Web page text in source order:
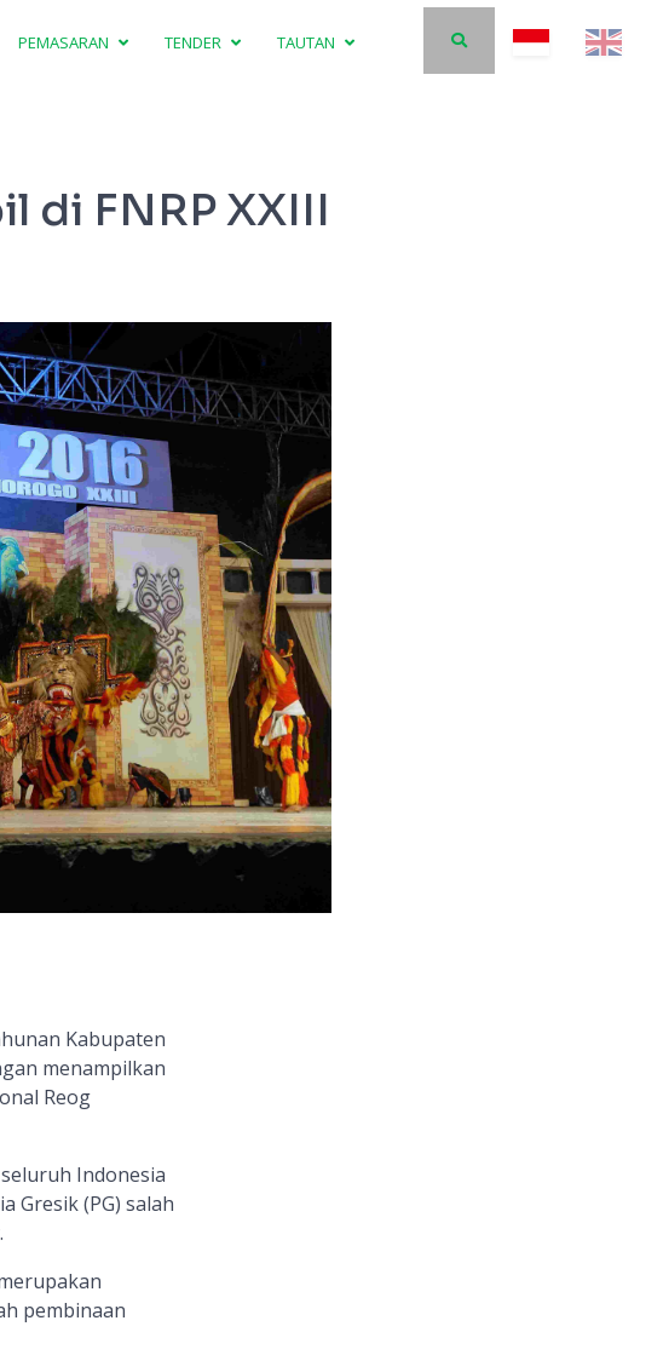
PEMASARAN TENDER TAUTAN
di FNRP XXIII
Kabupaten
menampilkan
Reog
Indonesia
Gresik(PG) salah
pembinaan